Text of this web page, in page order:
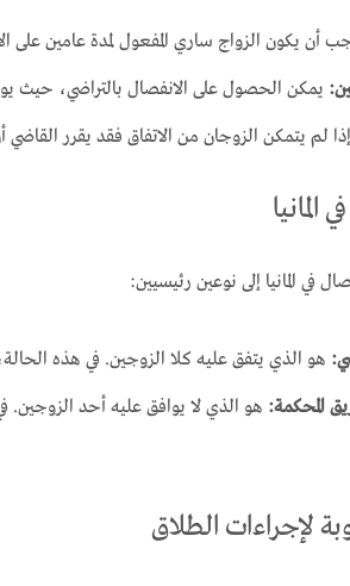
أن يكون الزواج ساري المفعول لمدة عامين
يمكن الحصول على الانفصال بالتراضي، حيث
إذا لم يتمكن الزوجان من الاتفاق فقد يقرر
المانيا
في المانيا إلى نوعين رئيسيين:
هو الذي يتفق عليه كلا الزوجين. في هذه
المحكمة: هو الذي لا يوافق عليه أحد الزوجين.
لإجراءات الطلاق